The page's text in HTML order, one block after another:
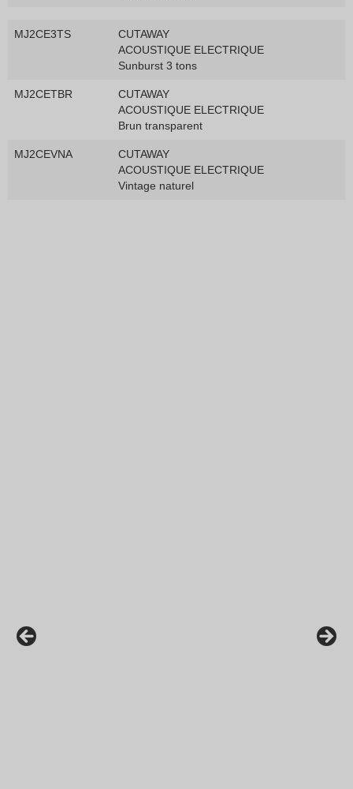
MJ2CE3TS
CUTAWAY
ACOUSTIQUE ELECTRIQUE
Sunburst 3 tons
MJ2CETBR
CUTAWAY
ACOUSTIQUE ELECTRIQUE
Brun transparent
MJ2CEVNA
CUTAWAY
ACOUSTIQUE ELECTRIQUE
Vintage naturel